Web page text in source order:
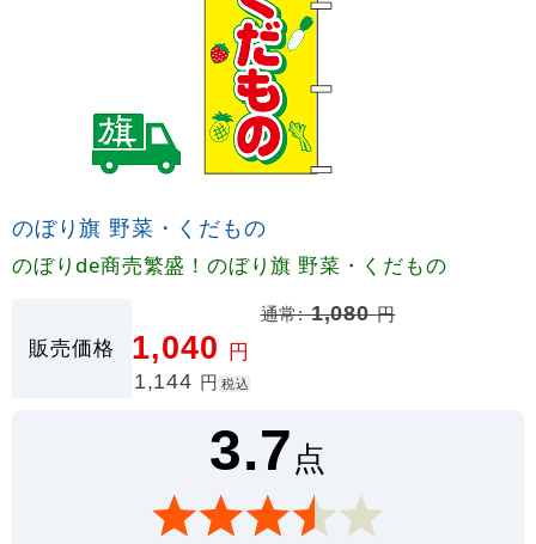
のぼり旗 野菜・くだもの
のぼりde商売繁盛！のぼり旗 野菜・くだもの
販売価格
通常:1,080円
1,040 円
1,144 円 税込
3.7点